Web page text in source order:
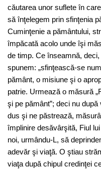
căutarea unor suflete în
să înţelegem prin sfinţenia
Cuminţenie a pământului,
împăcată acolo unde îşi
de timp. Ce înseamnă, deci,
spunem: „sfinţească-se
pământ, o misiune şi o
patrie. Urmează o măsură
şi pe pământ”; deci nu
dus şi ne păstrează,
împlinire desăvârşită, Fiul
noi, urmându-L, să
adevăr şi viaţă. O ştiau
viaţa după chipul credinţei